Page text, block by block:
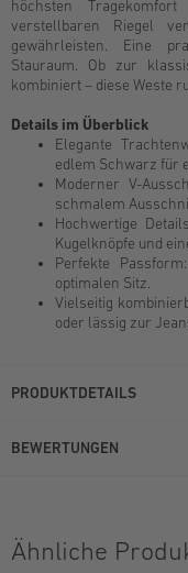
höchsten
verstellbaren Riegel
gewährleisten. Eine
Stauraum. Ob zur
kombiniert – diese Weste
Details im Überblick
Elegante
edlem Schwarz für
Moderner V-
schmalem
Hochwertige
Kugelknöpfe und
Perfekte
optimalen Sitz.
Vielseitig
oder lässig zur
PRODUKTDETAILS
BEWERTUNGEN
Ähnliche